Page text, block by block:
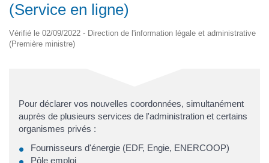
(Service en ligne)
Vérifié le 02/09/2022 - Direction de l'information légale et administrative
(Première ministre)
Pour déclarer vos nouvelles coordonnées, simultanément
auprès de plusieurs services de l'administration et certains
organismes privés :
Fournisseurs d'énergie (EDF, Engie, ENERCOOP)
Pôle emploi